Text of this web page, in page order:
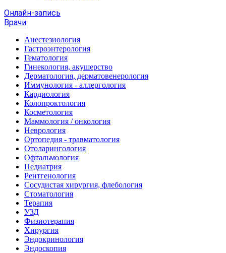
Онлайн-запись
Врачи
Анестезиология
Гастроэнтерология
Гематология
Гинекология, акушерство
Дерматология, дерматовенерология
Иммунология - аллергология
Кардиология
Колопроктология
Косметология
Маммология / онкология
Неврология
Ортопедия - травматология
Отоларингология
Офтальмология
Педиатрия
Рентгенология
Сосудистая хирургия, флебология
Стоматология
Терапия
УЗД
Физиотерапия
Хирургия
Эндокринология
Эндоскопия